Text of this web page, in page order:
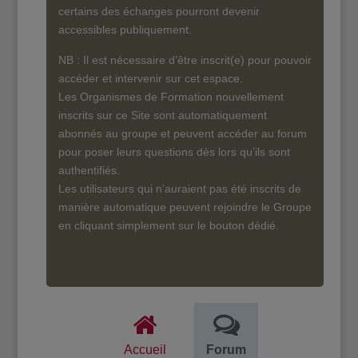
certains des échanges pourront devenir
accessibles publiquement.
NB : Il est nécessaire d’être inscrit(e) pour pouvoir
accéder et intervenir sur cet espace.
Les Organismes de Formation nouvellement
inscrits sur ce Site sont automatiquement
abonnés au groupe et peuvent accéder au forum
pour poser leurs questions dès lors qu’ils sont
authentifiés.
Les utilisateurs qui n’auraient pas été inscrits de
manière automatique peuvent rejoindre le Groupe
en cliquant simplement sur le bouton dédié.
Accueil Forum